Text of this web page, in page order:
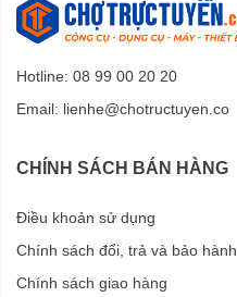
Hotline: 08 99 00 20 20
Email: lienhe@chotructuyen.co
CHÍNH SÁCH BÁN HÀNG
Điều khoản sử dụng
Chính sách đổi, trả và bảo hành
Chính sách giao hàng